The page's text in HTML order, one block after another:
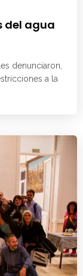
del agua
denunciaron,
a la